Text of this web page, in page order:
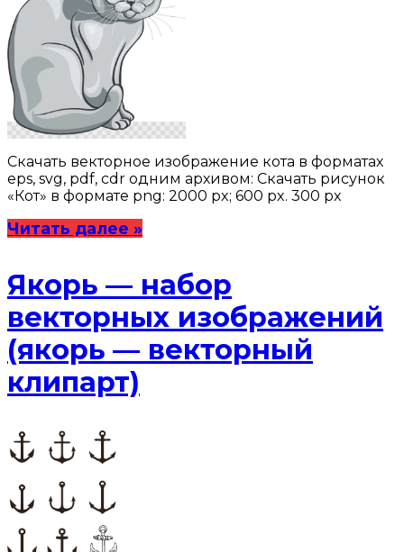
Скачать векторное изображение кота в форматах
eps, svg, pdf, cdr одним архивом: Скачать рисунок
«Кот» в формате png: 2000 px; 600 px. 300 px
Читать далее »
Якорь — набор
векторных изображений
(якорь — векторный
клипарт)